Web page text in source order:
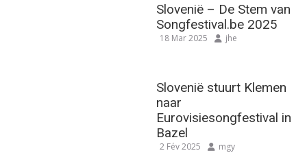
Slovenië – De Stem van
Songfestival.be 2025
18 Mar 2025 jhe
Slovenië stuurt Klemen
naar
Eurovisiesongfestival in
Bazel
2 Fév 2025 mgy